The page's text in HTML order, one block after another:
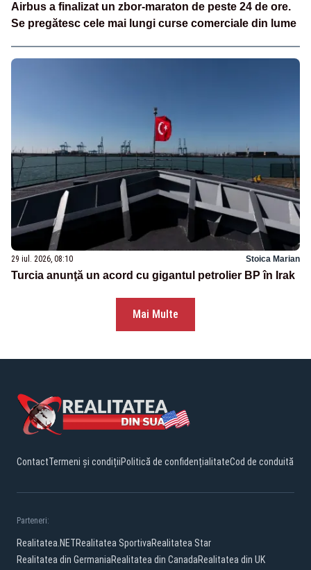
Airbus a finalizat un zbor-maraton de peste 24 de ore.
Se pregătesc cele mai lungi curse comerciale din lume
29 iul. 2026, 08:10 Stoica Marian
Turcia anunţă un acord cu gigantul petrolier BP în Irak
Mai Multe
ContactTermeni și condițiiPolitică de confidențialitateCod de conduită
Parteneri:
Realitatea.NETRealitatea SportivaRealitatea Star
Realitatea din GermaniaRealitatea din CanadaRealitatea din UK